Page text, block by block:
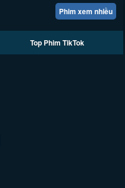
Phim xem nhiều
Top Phim TikTok